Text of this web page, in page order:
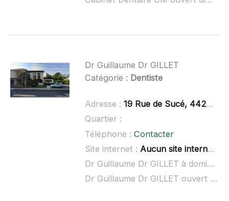
Dr Guillaume Dr GILLET
Catégorie : Dentiste
Adresse : 19 Rue de Sucé, 44240 La Chapelle-sur-Erdre
Quartier :
Téléphone : Contacter
Site internet : Aucun site internet connu
Dr Guillaume Dr GILLET à domicile :
Dr Guillaume Dr GILLET ouvert dimanche :